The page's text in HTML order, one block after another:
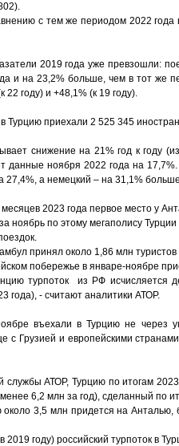
с тем же периодом 2022
2019 года уже превзошли:
и на 23,2% больше, чем в тот же
22 году) и +48,1% (к 19 году).
Турцию приехали 2 525 345
снижение на 21% год к году
данные ноября 2022 года на
27,4%, а немецкий – на 31,1%
2023 года первое место у
ноябрь по этому мегаполису
принял около 1,86 млн
побережье в январе-ноябре
турпоток из РФ исчисляется
года), - считают аналитики АТОР.
въехали в Турцию не через
с Грузией и европейскими
службы АТОР, Турцию по итогам
6,2 млн за год), сделанный по
3,5 млн придется на
году) российский турпоток в